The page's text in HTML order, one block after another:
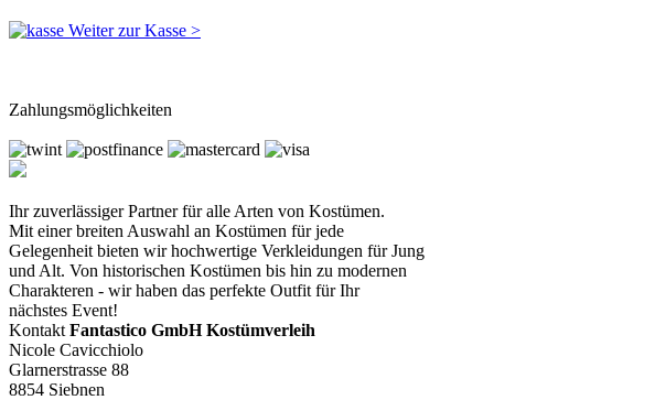
Weiter zur Kasse >
Zahlungsmöglichkeiten
Ihr zuverlässiger Partner für alle Arten von Kostümen.
Mit einer breiten Auswahl an Kostümen für jede
Gelegenheit bieten wir hochwertige Verkleidungen für Jung
und Alt. Von historischen Kostümen bis hin zu modernen
Charakteren - wir haben das perfekte Outfit für Ihr
nächstes Event!
Kontakt Fantastico GmbH Kostümverleih
Nicole Cavicchiolo
Glarnerstrasse 88
8854 Siebnen